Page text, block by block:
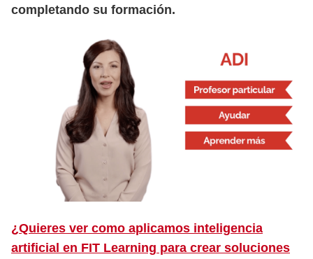
completando su formación.
¿Quieres ver como aplicamos inteligencia
artificial en FIT Learning para crear soluciones